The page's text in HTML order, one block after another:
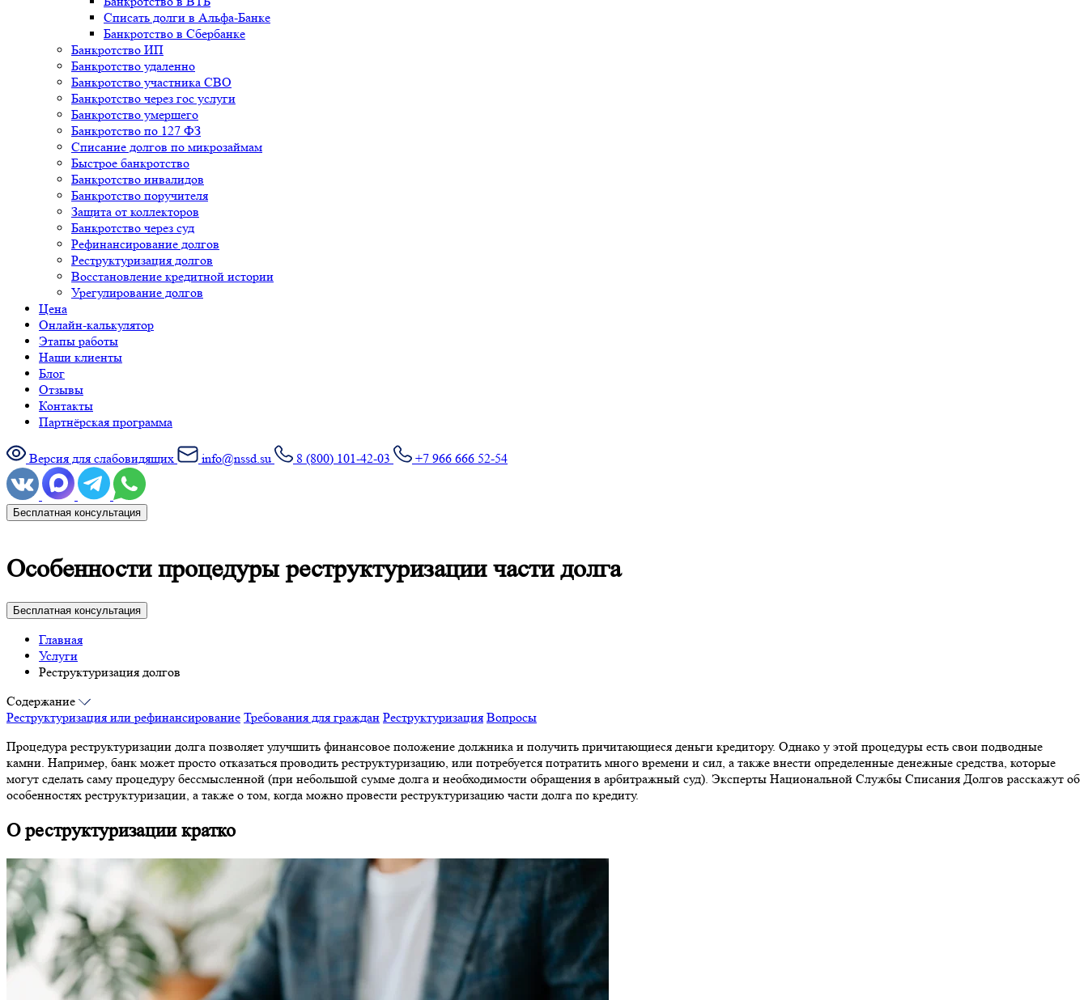
Списать долги в Альфа-Банке
Банкротство в Cбербанке
Банкротство ИП
Банкротство удаленно
Банкротство участника СВО
Банкротство через гос услуги
Банкротство умершего
Банкротство по 127 ФЗ
Списание долгов по микрозаймам
Быстрое банкротство
Банкротство инвалидов
Банкротство поручителя
Защита от коллекторов
Банкротство через суд
Рефинансирование долгов
Реструктуризация долгов
Восстановление кредитной истории
Урегулирование долгов
Цена
Онлайн-калькулятор
Этапы работы
Наши клиенты
Блог
Отзывы
Контакты
Партнёрская программа
Версия для слабовидящих info@nssd.su 8 (800) 101-42-03 +7 966 666 52-54
Бесплатная консультация
Особенности процедуры реструктуризации части долга
Бесплатная консультация
Главная
Услуги
Реструктуризация долгов
Содержание
Реструктуризация или рефинансирование Требования для граждан Реструктуризация Вопросы
Процедура реструктуризации долга позволяет улучшить финансовое положение должника и получить причитающиеся деньги кредитору. Однако у этой процедуры есть свои подводные
камни. Например, банк может просто отказаться проводить реструктуризацию, или потребуется потратить много времени и сил, а также внести определенные денежные средства, которые
могут сделать саму процедуру бессмысленной (при небольшой сумме долга и необходимости обращения в арбитражный суд). Эксперты Национальной Службы Списания Долгов расскажут об
особенностях реструктуризации, а также о том, когда можно провести реструктуризацию части долга по кредиту.
О реструктуризации кратко